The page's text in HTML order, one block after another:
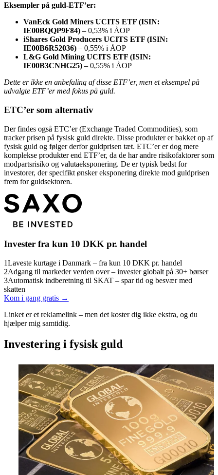
Eksempler på guld-ETF’er:
VanEck Gold Miners UCITS ETF (ISIN:
IE00BQQP9F84) – 0,53% i ÅOP
iShares Gold Producers UCITS ETF (ISIN:
IE00B6R52036) – 0,55% i ÅOP
L&G Gold Mining UCITS ETF (ISIN:
IE00B3CNHG25) – 0,55% i ÅOP
Dette er ikke en anbefaling af disse ETF’er, men et eksempel på
udvalgte ETF’er med fokus på guld.
ETC’er som alternativ
Der findes også ETC’er (Exchange Traded Commodities), som
tracker prisen på fysisk guld direkte. Disse produkter er bakket op af
fysisk guld og følger derfor guldprisen tæt. ETC’er er dog mere
komplekse produkter end ETF’er, da de har andre risikofaktorer som
modpartsrisiko og valutaeksponering. De er typisk bedst for
investorer, der specifikt ønsker eksponering direkte mod guldprisen
frem for guldsektoren.
Invester fra kun 10 DKK pr. handel
1Laveste kurtage i Danmark – fra kun 10 DKK pr. handel
2Adgang til markeder verden over – invester globalt på 30+ børser
3Automatisk indberetning til SKAT – spar tid og besvær med
skatten
Kom i gang gratis →
Linket er et reklamelink – men det koster dig ikke ekstra, og du
hjælper mig samtidig.
Investering i fysisk guld